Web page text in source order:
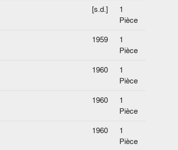
[s.d.]
1
Pièce
1959
1
Pièce
1960
1
Pièce
1960
1
Pièce
1960
1
Pièce